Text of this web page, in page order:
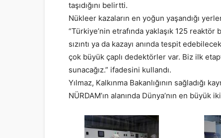
taşıdığını belirtti.
Nükleer kazaların en yoğun yaşandığı
“Türkiye’nin etrafında yaklaşık 125
sızıntı ya da kazayı anında tespit
çok büyük çaplı dedektörler var. Biz ilk
sunacağız.” ifadesini kullandı.
Yılmaz, Kalkınma Bakanlığının
NÜRDAM’ın alanında Dünya’nın en